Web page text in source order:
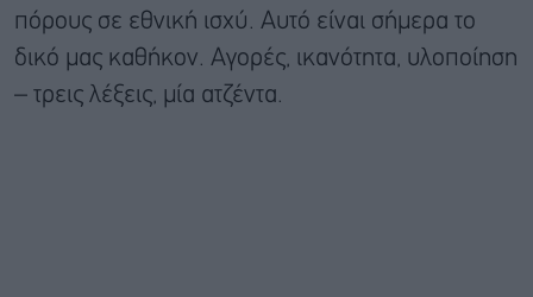
πόρους σε εθνική ισχύ. Αυτό είναι σήμερα το
δικό μας καθήκον. Αγορές, ικανότητα, υλοποίηση
– τρεις λέξεις, μία ατζέντα.